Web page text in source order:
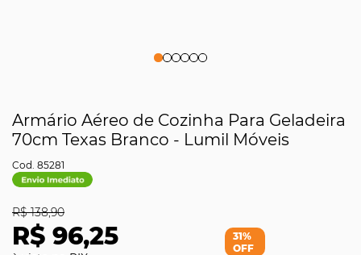
Armário Aéreo de Cozinha Para Geladeira
70cm Texas Branco - Lumil Móveis
85281
R$ 96,25
R$ 138,90
31%
OFF